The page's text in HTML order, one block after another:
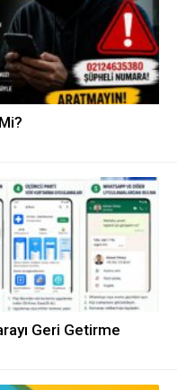
Geri Getirme